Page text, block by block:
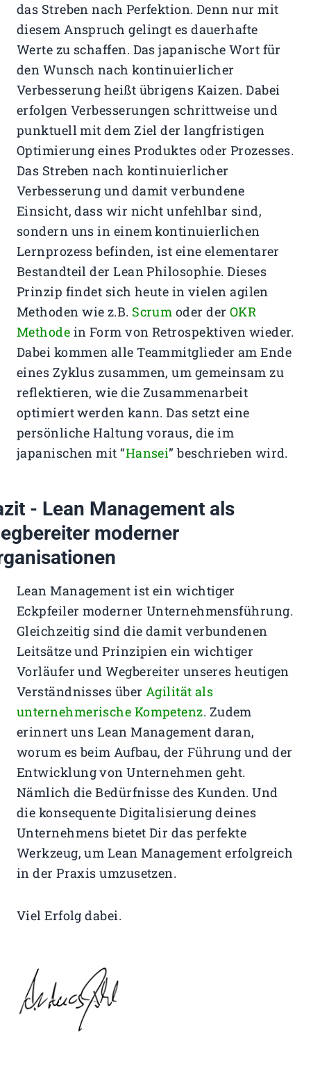
das Streben nach Perfektion. Denn nur mit
diesem Anspruch gelingt es dauerhafte
Werte zu schaffen. Das japanische Wort für
den Wunsch nach kontinuierlicher
Verbesserung heißt übrigens Kaizen. Dabei
erfolgen Verbesserungen schrittweise und
punktuell mit dem Ziel der langfristigen
Optimierung eines Produktes oder Prozesses.
Das Streben nach kontinuierlicher
Verbesserung und damit verbundene
Einsicht, dass wir nicht unfehlbar sind,
sondern uns in einem kontinuierlichen
Lernprozess befinden, ist eine elementarer
Bestandteil der Lean Philosophie. Dieses
Prinzip findet sich heute in vielen agilen
Methoden wie z.B. Scrum oder der OKR
Methode in Form von Retrospektiven wieder.
Dabei kommen alle Teammitglieder am Ende
eines Zyklus zusammen, um gemeinsam zu
reflektieren, wie die Zusammenarbeit
optimiert werden kann. Das setzt eine
persönliche Haltung voraus, die im
japanischen mit “Hansei” beschrieben wird.
- Lean Management als
moderner
Lean Management ist ein wichtiger
Eckpfeiler moderner Unternehmensführung.
Gleichzeitig sind die damit verbundenen
Leitsätze und Prinzipien ein wichtiger
Vorläufer und Wegbereiter unseres heutigen
Verständnisses über Agilität als
unternehmerische Kompetenz. Zudem
erinnert uns Lean Management daran,
worum es beim Aufbau, der Führung und der
Entwicklung von Unternehmen geht.
Nämlich die Bedürfnisse des Kunden. Und
die konsequente Digitalisierung deines
Unternehmens bietet Dir das perfekte
Werkzeug, um Lean Management erfolgreich
in der Praxis umzusetzen.
Viel Erfolg dabei.